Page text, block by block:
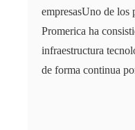
empresasUno de los
Promerica ha
infraestructura
de forma continua